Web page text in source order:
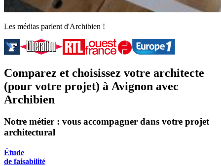
Les médias parlent d'Archibien !
Comparez et choisissez votre architecte
(pour votre projet) à Avignon avec
Archibien
Notre métier : vous accompagner dans votre projet
architectural
Étude
de faisabilité